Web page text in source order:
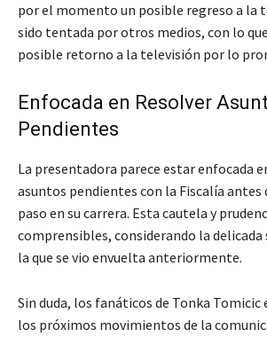
por el momento un posible regreso a la
sido tentada por otros medios, con lo
posible retorno a la televisión por lo
Enfocada en Resolver
Pendientes
La presentadora parece estar enfocada
asuntos pendientes con la Fiscalía antes
paso en su carrera. Esta cautela y
comprensibles, considerando la
la que se vio envuelta anteriormente.
Sin duda, los fanáticos de Tonka
los próximos movimientos de la